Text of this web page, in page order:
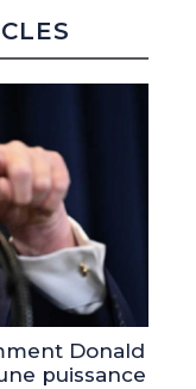
Donald
puissance